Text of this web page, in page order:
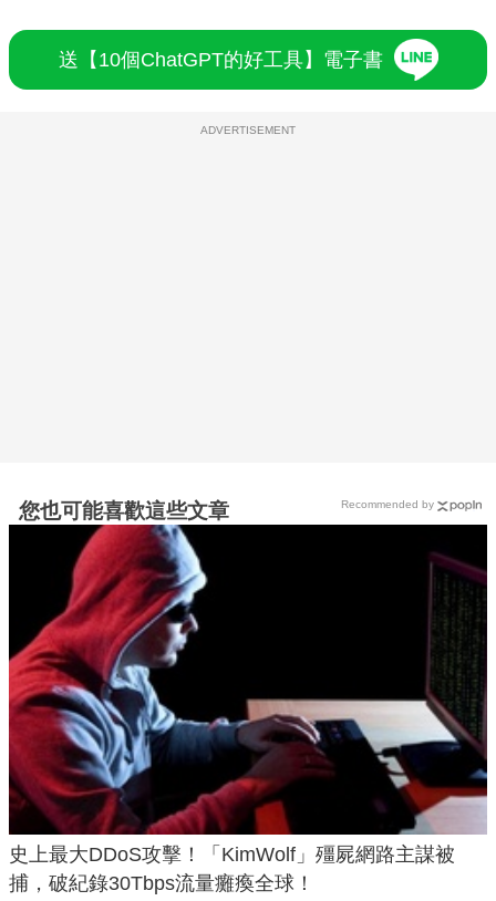
送【10個ChatGPT的好工具】電子書
ADVERTISEMENT
您也可能喜歡這些文章
史上最大DDoS攻擊！「KimWolf」殭屍網路主謀被
捕，破紀錄30Tbps流量癱瘓全球！
Recommended by